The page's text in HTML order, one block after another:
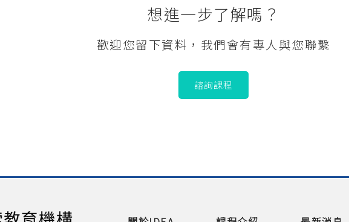
想進一步了解嗎？
歡迎您留下資料，我們會有專人與您聯繫
諮詢課程